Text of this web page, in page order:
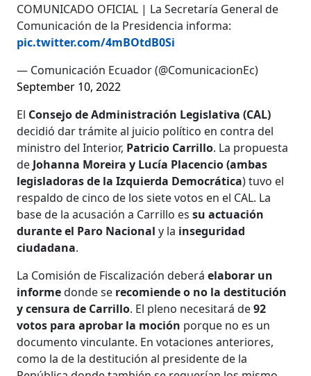
COMUNICADO OFICIAL | La Secretaría General de
Comunicación de la Presidencia informa:
pic.twitter.com/4mBOtdB0Si
— Comunicación Ecuador (@ComunicacionEc)
September 10, 2022
El Consejo de Administración Legislativa (CAL)
decidió dar trámite al juicio político en contra del
ministro del Interior, Patricio Carrillo. La propuesta
de Johanna Moreira y Lucía Placencio (ambas
legisladoras de la Izquierda Democrática) tuvo el
respaldo de cinco de los siete votos en el CAL. La
base de la acusación a Carrillo essu actuación
durante el Paro Nacionaly la inseguridad
ciudadana.
La Comisión de Fiscalización deberáelaborar un
informedonde se recomiende o no la destitución
y censura de Carrillo. El pleno necesitará de92
votos para aprobar la moción porque no es un
documento vinculante. En votaciones anteriores,
como la de la destitución al presidente de la